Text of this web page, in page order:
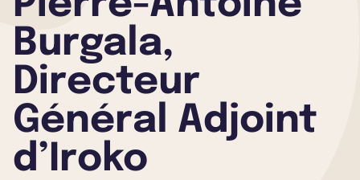
Burgala,
Directeur
Général Adjoint
d’Iroko